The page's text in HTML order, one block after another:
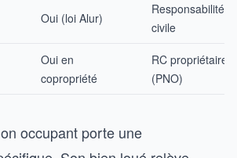
Oui (loi Alur)
Responsabilité
civile
Oui en
copropriété
RC propriétaire
(PNO)
occupant porte une